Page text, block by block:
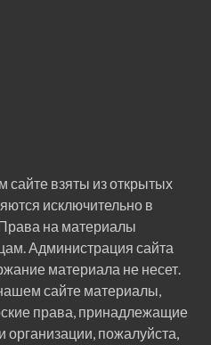
взяты из открытых
исключительно в
на материалы
Администрация сайта
материала не несет.
сайте материалы,
права, принадлежащие
пожалуйста,